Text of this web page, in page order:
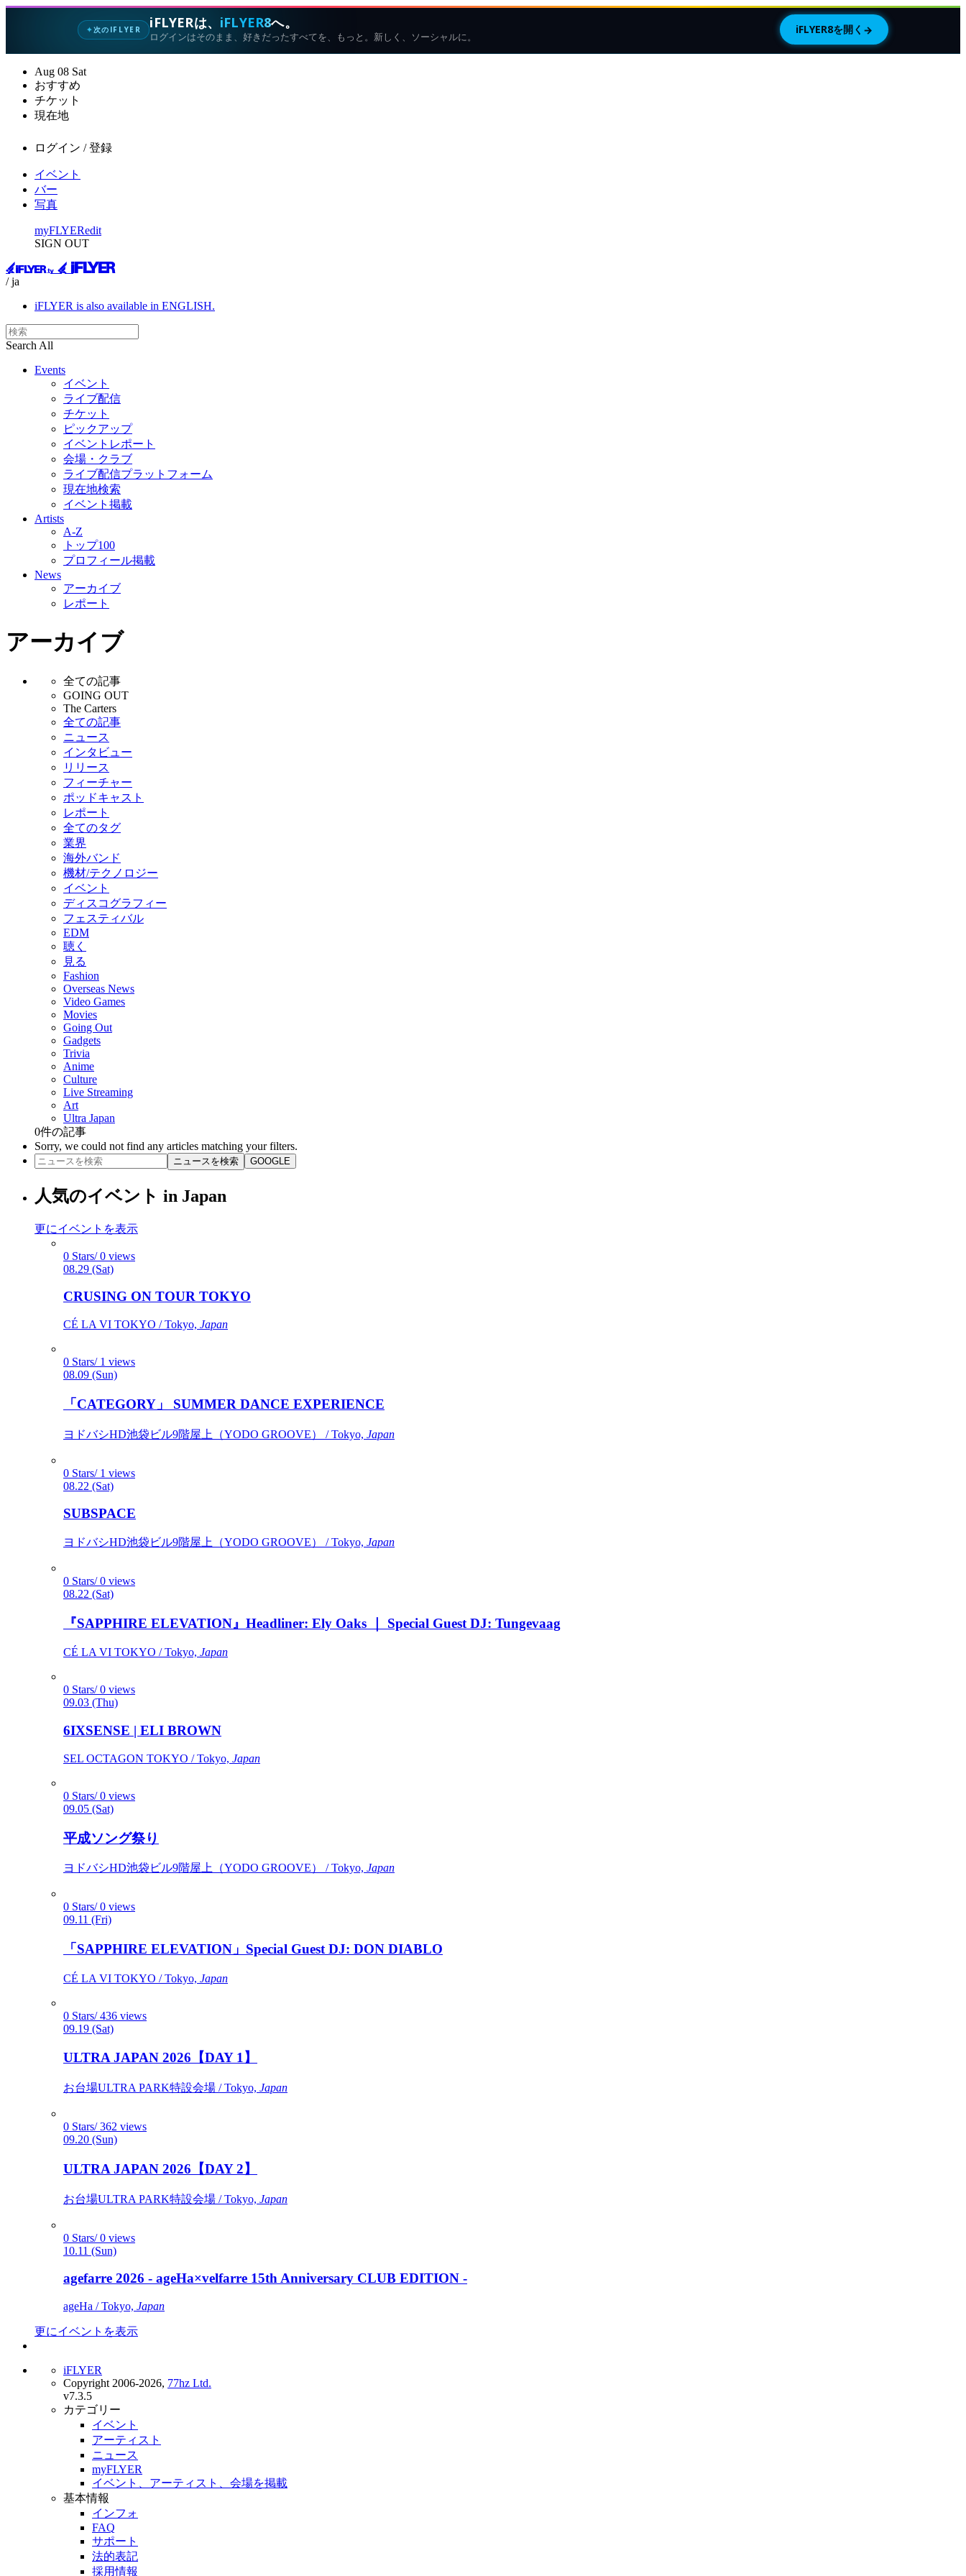
✦次のIFLYER iFLYERは、 iFLYER8へ。
ログインはそのまま、好きだったすべてを、もっと。新しく、ソーシャルに。
iFLYER8を開く →
Aug 08 Sat
おすすめ
チケット
現在地
ログイン / 登録
イベント
バー
写真
myFLYERedit
SIGN OUT
/ ja
iFLYER is also available in ENGLISH.
Search All
Events
イベント
ライブ配信
チケット
ピックアップ
イベントレポート
会場・クラブ
ライブ配信プラットフォーム
現在地検索
イベント掲載
Artists
A-Z
トップ100
プロフィール掲載
News
アーカイブ
レポート
アーカイブ
全ての記事
GOING OUT
The Carters
全ての記事
ニュース
インタビュー
リリース
フィーチャー
ポッドキャスト
レポート
全てのタグ
業界
海外バンド
機材/テクノロジー
イベント
ディスコグラフィー
フェスティバル
EDM
聴く
見る
Fashion
Overseas News
Video Games
Movies
Going Out
Gadgets
Trivia
Anime
Culture
Live Streaming
Art
Ultra Japan
0件の記事
Sorry, we could not find any articles matching your filters.
ニュースを検索 GOOGLE
人気のイベント in Japan
更にイベントを表示
0 Stars/ 0 views
08.29 (Sat)
CRUSING ON TOUR TOKYO
CÉ LA VI TOKYO / Tokyo, Japan
0 Stars/ 1 views
08.09 (Sun)
「CATEGORY」 SUMMER DANCE EXPERIENCE
ヨドバシHD池袋ビル9階屋上（YODO GROOVE） / Tokyo, Japan
0 Stars/ 1 views
08.22 (Sat)
SUBSPACE
ヨドバシHD池袋ビル9階屋上（YODO GROOVE） / Tokyo, Japan
0 Stars/ 0 views
08.22 (Sat)
『SAPPHIRE ELEVATION』Headliner: Ely Oaks ｜ Special Guest DJ: Tungevaag
CÉ LA VI TOKYO / Tokyo, Japan
0 Stars/ 0 views
09.03 (Thu)
6IXSENSE | ELI BROWN
SEL OCTAGON TOKYO / Tokyo, Japan
0 Stars/ 0 views
09.05 (Sat)
平成ソング祭り
ヨドバシHD池袋ビル9階屋上（YODO GROOVE） / Tokyo, Japan
0 Stars/ 0 views
09.11 (Fri)
「SAPPHIRE ELEVATION」Special Guest DJ: DON DIABLO
CÉ LA VI TOKYO / Tokyo, Japan
0 Stars/ 436 views
09.19 (Sat)
ULTRA JAPAN 2026【DAY 1】
お台場ULTRA PARK特設会場 / Tokyo, Japan
0 Stars/ 362 views
09.20 (Sun)
ULTRA JAPAN 2026【DAY 2】
お台場ULTRA PARK特設会場 / Tokyo, Japan
0 Stars/ 0 views
10.11 (Sun)
agefarre 2026 - ageHa×velfarre 15th Anniversary CLUB EDITION -
ageHa / Tokyo, Japan
更にイベントを表示
iFLYER
Copyright 2006-2026, 77hz Ltd.
v7.3.5
カテゴリー
イベント
アーティスト
ニュース
myFLYER
イベント、アーティスト、会場を掲載
基本情報
インフォ
FAQ
サポート
法的表記
採用情報